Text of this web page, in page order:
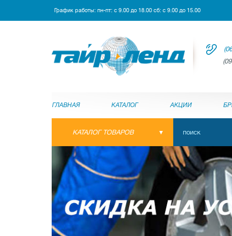
График работы: пн-пт: с 9.00 до 18.00 сб: с 9.00 до 15.00
ГЛАВНАЯ КАТАЛОГ АКЦИИ
КАТАЛОГ ТОВАРОВ